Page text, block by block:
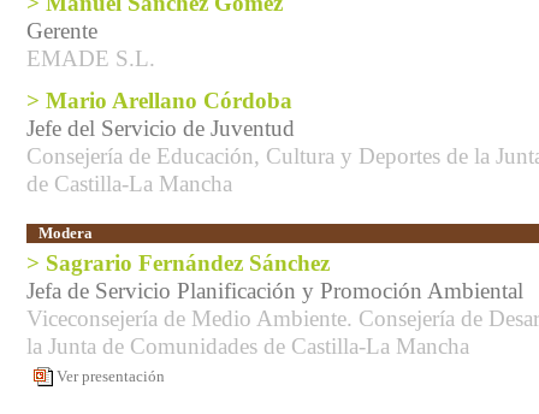
Gerente
EMADE S.L.
> Mario Arellano Córdoba
Jefe del Servicio de Juventud
Consejería de Educación, Cultura y Deportes de la
de Castilla-La Mancha
Modera
> Sagrario Fernández Sánchez
Jefa de Servicio Planificación y Promoción Ambiental
Viceconsejería de Medio Ambiente. Consejería de
la Junta de Comunidades de Castilla-La Mancha
Ver presentación